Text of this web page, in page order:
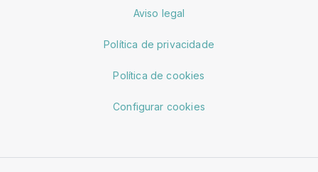
Aviso legal
Política de privacidade
Política de cookies
Configurar cookies